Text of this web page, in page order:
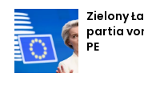
Zielony
partia
PE